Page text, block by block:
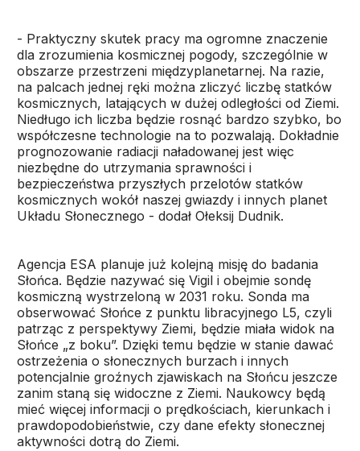
- Praktyczny skutek pracy ma ogromne znaczenie
dla zrozumienia kosmicznej pogody, szczególnie w
obszarze przestrzeni międzyplanetarnej. Na razie,
na palcach jednej ręki można zliczyć liczbę statków
kosmicznych, latających w dużej odległości od Ziemi.
Niedługo ich liczba będzie rosnąć bardzo szybko, bo
współczesne technologie na to pozwalają. Dokładnie
prognozowanie radiacji naładowanej jest więc
niezbędne do utrzymania sprawności i
bezpieczeństwa przyszłych przelotów statków
kosmicznych wokół naszej gwiazdy i innych planet
Układu Słonecznego - dodał Ołeksij Dudnik.
Agencja ESA planuje już kolejną misję do badania
Słońca. Będzie nazywać się Vigil i obejmie sondę
kosmiczną wystrzeloną w 2031 roku. Sonda ma
obserwować Słońce z punktu libracyjnego L5, czyli
patrząc z perspektywy Ziemi, będzie miała widok na
Słońce „z boku”. Dzięki temu będzie w stanie dawać
ostrzeżenia o słonecznych burzach i innych
potencjalnie groźnych zjawiskach na Słońcu jeszcze
zanim staną się widoczne z Ziemi. Naukowcy będą
mieć więcej informacji o prędkościach, kierunkach i
prawdopodobieństwie, czy dane efekty słonecznej
aktywności dotrą do Ziemi.